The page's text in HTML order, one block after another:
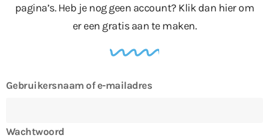
pagina’s. Heb je nog geen account? Klik dan hierom
er een gratis aan te maken.
Gebruikersnaam of e-mailadres
Wachtwoord